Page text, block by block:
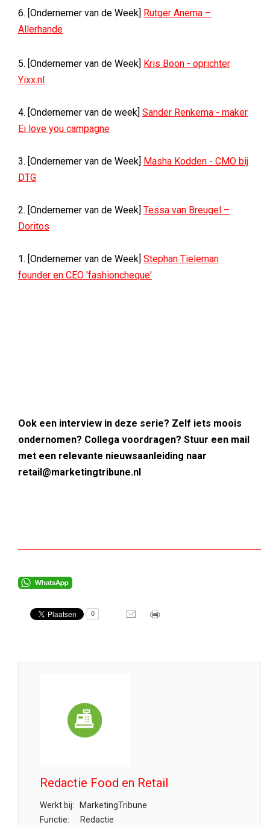
6. [Ondernemer van de Week] Rutger Anema –
Allerhande
5. [Ondernemer van de Week] Kris Boon - oprichter
Yixx.nl
4. [Ondernemer van de week] Sander Renkema - maker
Ei love you campagne
3. [Ondernemer van de Week] Masha Kodden - CMO bij
DTG
2. [Ondernemer van de Week] Tessa van Breugel –
Doritos
1. [Ondernemer van de Week] Stephan Tieleman
founder en CEO 'fashioncheque'
Ook een interview in deze serie? Zelf iets moois
ondernomen? Collega voordragen? Stuur een mail
met een relevante nieuwsaanleiding naar
retail@marketingtribune.nl
0
Redactie Food en Retail
Werkt bij:
MarketingTribune
Functie:
Redactie